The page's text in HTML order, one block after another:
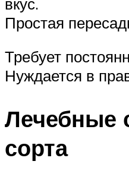
Простая
Требует
Нуждается в
Лечебные
сорта